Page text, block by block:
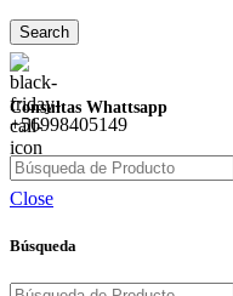
Search
Consultas Whattsapp
+56998405149
Close
Búsqueda